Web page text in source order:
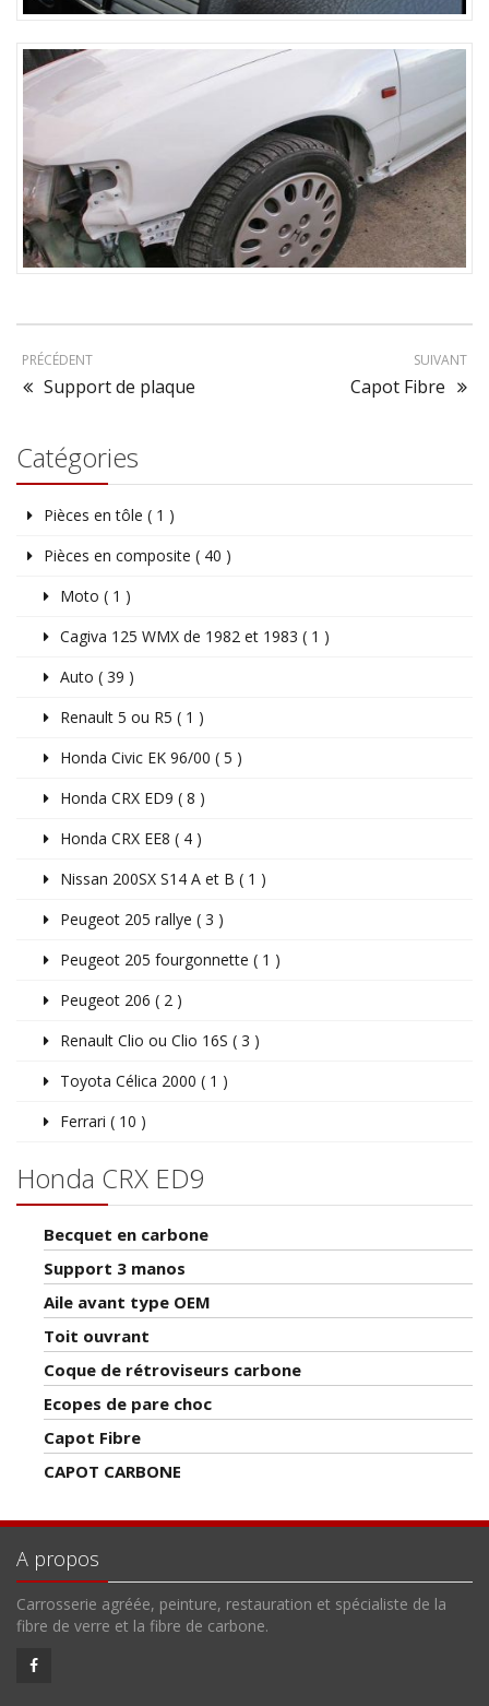
Aile avant type OEM
PRÉCÉDENT
Support de plaque
SUIVANT
Capot Fibre
Catégories
Pièces en tôle ( 1 )
Pièces en composite ( 40 )
Moto ( 1 )
Cagiva 125 WMX de 1982 et 1983 ( 1 )
Auto ( 39 )
Renault 5 ou R5 ( 1 )
Honda Civic EK 96/00 ( 5 )
Honda CRX ED9 ( 8 )
Honda CRX EE8 ( 4 )
Nissan 200SX S14 A et B ( 1 )
Peugeot 205 rallye ( 3 )
Peugeot 205 fourgonnette ( 1 )
Peugeot 206 ( 2 )
Renault Clio ou Clio 16S ( 3 )
Toyota Célica 2000 ( 1 )
Ferrari ( 10 )
Honda CRX ED9
Becquet en carbone
Support 3 manos
Aile avant type OEM
Toit ouvrant
Coque de rétroviseurs carbone
Ecopes de pare choc
Capot Fibre
CAPOT CARBONE
A propos
Carrosserie agréée, peinture, restauration et spécialiste de la
fibre de verre et la fibre de carbone.